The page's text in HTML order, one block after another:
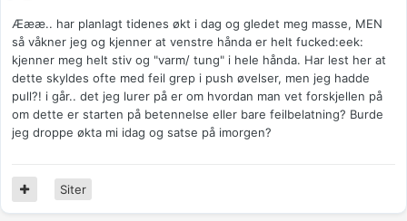
Æææ.. har planlagt tidenes økt i dag og gledet meg masse, MEN
så våkner jeg og kjenner at venstre hånda er helt fucked:eek:
kjenner meg helt stiv og "varm/ tung" i hele hånda. Har lest her at
dette skyldes ofte med feil grep i push øvelser, men jeg hadde
pull?! i går.. det jeg lurer på er om hvordan man vet forskjellen på
om dette er starten på betennelse eller bare feilbelatning? Burde
jeg droppe økta mi idag og satse på imorgen?
Siter